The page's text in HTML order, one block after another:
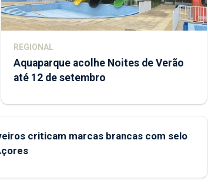
REGIONAL
Aquaparque acolhe Noites de Verão
até 12 de setembro
criticam marcas brancas com selo